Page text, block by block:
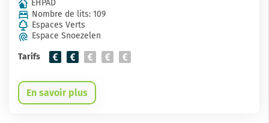
EHPAD
Nombre de lits: 109
Espaces Verts
Espace Snoezelen
Tarifs
En savoir plus